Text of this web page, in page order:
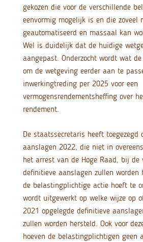
gekozen die voor de verschillende
eenvormig mogelijk is en die zoveel
geautomatiseerd en massaal kan
Wel is duidelijk dat de huidige
aangepast. Onderzocht wordt wat
om de wetgeving eerder aan te
inwerkingtreding per 2025 voor een
vermogensrendementsheffing over
rendement.
De staatssecretaris heeft toegezegd
aanslagen 2022, die niet in
het arrest van de Hoge Raad, bij
definitieve aanslagen zullen worden
de belastingplichtige actie hoeft te
wordt uitgewerkt op welke wijze op
2021 opgelegde definitieve
zullen worden hersteld. Ook voor
hoeven de belastingplichtigen geen